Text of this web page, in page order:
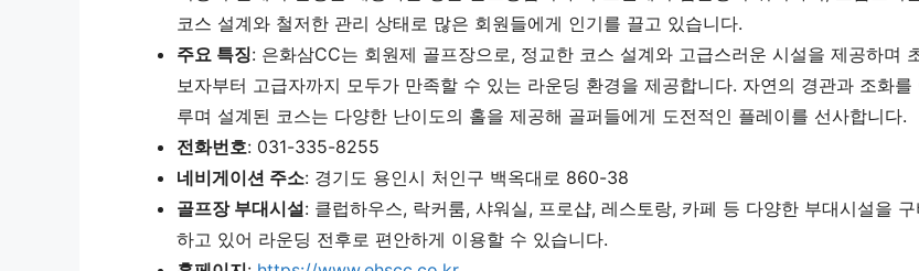
코스 설계와 철저한 관리 상태로 많은 회원들에게 인기를 끌고 있습니다.
주요 특징: 은화삼CC는 회원제 골프장으로, 정교한 코스 설계와 고급스러운 시설을 제공하며
보자부터 고급자까지 모두가 만족할 수 있는 라운딩 환경을 제공합니다. 자연의 경관과 조화를
루며 설계된 코스는 다양한 난이도의 홀을 제공해 골퍼들에게 도전적인 플레이를 선사합니다.
전화번호: 031-335-8255
네비게이션 주소: 경기도 용인시 처인구 백옥대로 860-38
골프장 부대시설: 클럽하우스, 락커룸, 샤워실, 프로샵, 레스토랑, 카페 등 다양한 부대시설을 구
하고 있어 라운딩 전후로 편안하게 이용할 수 있습니다.